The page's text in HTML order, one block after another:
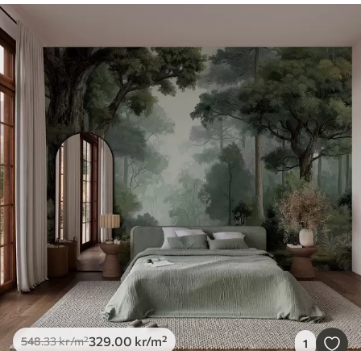
548.33kr/m²329.00 kr/m² 1